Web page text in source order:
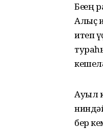
Алыҫ
итеп
Ауыл
бер